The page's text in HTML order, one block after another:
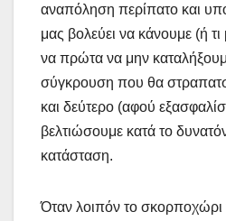
αναπόληση περίπατο και
μας βολεύει να κάνουμε (ή
να πρώτα να μην
σύγκρουση που θα
και δεύτερο (αφού
βελτιώσουμε κατά το
κατάσταση.
Όταν λοιπόν το